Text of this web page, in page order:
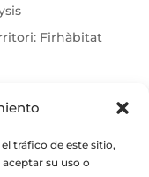
tráfico de este sitio,
su uso o
Firhàbitat